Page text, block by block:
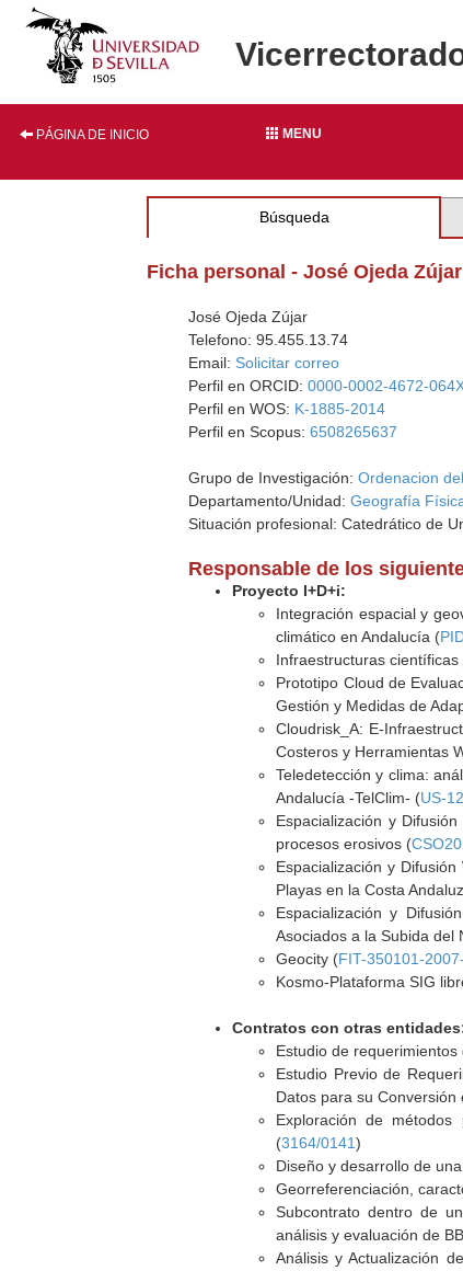
PÁGINA DE INICIO MENU
Búsqueda
Ficha personal - José Ojeda Zújar
José Ojeda Zújar
Telefono: 95.455.13.74
Email: Solicitar correo
Perfil en ORCID:0000-0002-4672-
Perfil en WOS: K-1885-2014
Perfil en Scopus:6508265637
Grupo de Investigación:Ordenacion
Departamento/Unidad:Geografía
Situación profesional: Catedrático de
Responsable de los
Proyecto I+D+i:
Integración espacial y
climático en Andalucía (
Infraestructuras
Prototipo Cloud de
Gestión y Medidas de
Cloudrisk_A: E-
Costeros y Herramientas
Teledetección y clima:
Andalucía -TelClim- (US-
Espacialización y
procesos erosivos (
Espacialización y
Playas en la Costa
Espacialización y
Asociados a la Subida del
Geocity (FIT-350101-
Kosmo-Plataforma SIG
Contratos con otras
Estudio de
Estudio Previo de
Datos para su
Exploración de
(3164/0141)
Diseño y desarrollo de
Georreferenciación,
Subcontrato dentro de
análisis y evaluación de
Análisis y Actualización